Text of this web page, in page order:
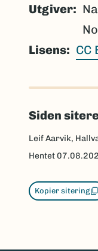
Utgiver
Lisens
CC
Siden
Leif Aarvik,
Hentet
Kopier sitering